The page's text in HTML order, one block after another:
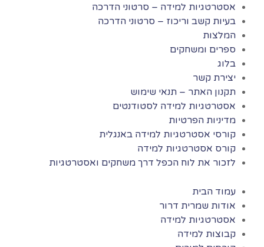
אסטרטגיות למידה – סרטוני הדרכה
בעיות קשב וריכוז – סרטוני הדרכה
המלצות
ספרים ומשחקים
בלוג
יצירת קשר
תקנון האתר – תנאי שימוש
אסטרטגיות למידה לסטודנטים
מדיניות הפרטיות
קורסי אסטרטגיות למידה באנגלית
קורס אסטרטגיות למידה
לזכור את לוח הכפל דרך משחקים ואסטרטגיות
עמוד הבית
אודות שמרית דרור
אסטרטגיות למידה
קבוצות למידה